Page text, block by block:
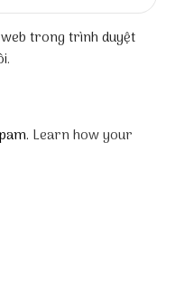
trong trình duyệt
Learn how your